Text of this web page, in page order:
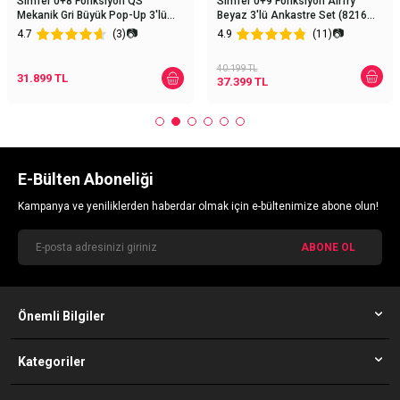
Mekanik Gri Büyük Pop-Up 3'lü
Ankastre Set (8222 Fırın + 3538
Ocak + 8736 Davlumbaz)
4.7 (3)📷
31.899 TL
Beyaz 3'lü Ankastre Set (8216
Fırın + 3507 Ocak + 8739
Davlumbaz)
4.9 (11)📷
40.199TL
37.399TL
E-Bülten Aboneliği
Kampanya ve yeniliklerden haberdar olmak için e-bültenimize abone olun!
ABONE OL
Önemli Bilgiler
Kategoriler